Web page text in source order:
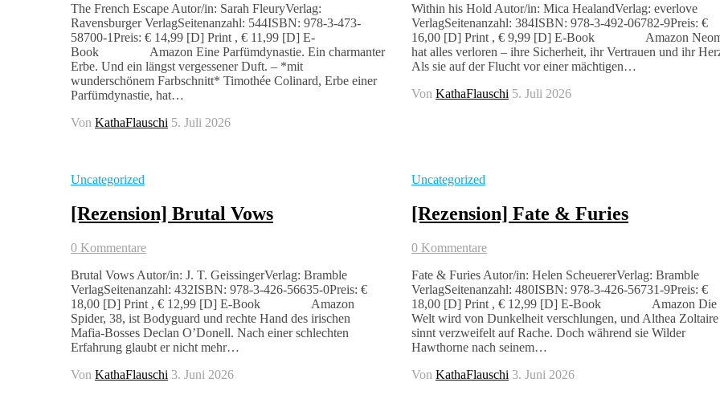
The French Escape Autor/in: Sarah FleuryVerlag:
Ravensburger VerlagSeitenanzahl: 544ISBN: 978-3-473-
58700-1Preis: € 14,99 [D] Print , € 11,99 [D] E-
Book Amazon Eine Parfümdynastie. Ein charmanter
Erbe. Und ein längst vergessener Duft. – *mit
wunderschönem Farbschnitt* Timothée Colinard, Erbe einer
Parfümdynastie, hat…
Von KathaFlauschi 5. Juli 2026
Within his Hold Autor/in: Mica HealandVerlag: everlove
VerlagSeitenanzahl: 384ISBN: 978-3-492-06782-9Preis: €
16,00 [D] Print , € 9,99 [D] E-Book Amazon
hat alles verloren – ihre Sicherheit, ihr Vertrauen und ihr
Als sie auf der Flucht vor einer mächtigen…
Von KathaFlauschi 5. Juli 2026
Uncategorized
[Rezension] Brutal Vows
0 Kommentare
Brutal Vows Autor/in: J. T. GeissingerVerlag: Bramble
VerlagSeitenanzahl: 432ISBN: 978-3-426-56635-0Preis: €
18,00 [D] Print , € 12,99 [D] E-Book Amazon
Spider, 38, ist Bodyguard und rechte Hand des irischen
Mafia-Bosses Declan O’Donell. Nach einer schlechten
Erfahrung glaubt er nicht mehr…
Von KathaFlauschi 3. Juni 2026
Uncategorized
[Rezension] Fate & Furies
0 Kommentare
Fate & Furies Autor/in: Helen ScheuererVerlag: Bramble
VerlagSeitenanzahl: 480ISBN: 978-3-426-56731-9Preis: €
18,00 [D] Print , € 12,99 [D] E-Book Amazon Die
Welt wird von Dunkelheit verschlungen, und Althea Zoltaire
sinnt verzweifelt auf Rache. Doch während sie Wilder
Hawthorne nach seinem…
Von KathaFlauschi 3. Juni 2026